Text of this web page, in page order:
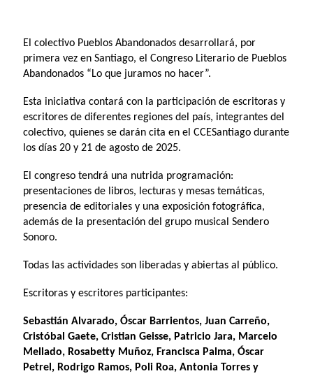
El colectivo Pueblos Abandonados desarrollará, por
primera vez en Santiago, el Congreso Literario de Pueblos
Abandonados “Lo que juramos no hacer”.
Esta iniciativa contará con la participación de escritoras y
escritores de diferentes regiones del país, integrantes del
colectivo, quienes se darán cita en el CCESantiago durante
los días 20 y 21 de agosto de 2025.
El congreso tendrá una nutrida programación:
presentaciones de libros, lecturas y mesas temáticas,
presencia de editoriales y una exposición fotográfica,
además de la presentación del grupo musical Sendero
Sonoro.
Todas las actividades son liberadas y abiertas al público.
Escritoras y escritores participantes:
Sebastián Alvarado, Óscar Barrientos, Juan Carreño,
Cristóbal Gaete, Cristian Geisse, Patricio Jara, Marcelo
Mellado, Rosabetty Muñoz, Francisca Palma, Óscar
Petrel, Rodrigo Ramos, Poli Roa, Antonia Torres y